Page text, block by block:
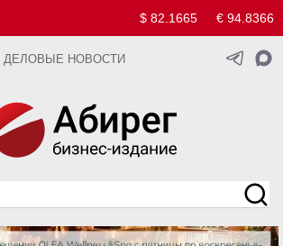
$ 82.1665 € 94.8366
ДЕЛОВЫЕ НОВОСТИ